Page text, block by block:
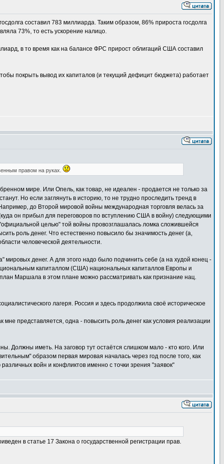
составил 783 миллиарда. Таким образом, 86% прироста госдолга
73%, то есть ускорение налицо.
в то время как на балансе ФРС прирост облигаций США составил
покрыть вывод их капиталов (и текущий дефицит бюджета) работает
правом на руках.
мире. Или Опель, как товар, не идеален - продается не только за
Но если заглянуть в историю, то не трудно проследить тренд в
до Второй мировой войны международная торговля велась за
он прибыл для переговоров по вступлению США в войну) следующими
целью" той войны провозглашалась ломка сложившейся
роль денег. Что естественно повысило бы значимость денег (а,
человеческой деятельности.
денег. А для этого надо было подчинить себе (а на худой конец -
капиталлом (США) национальных капиталлов Европы и
Маршала в этом плане можно рассматривать как признание нац.
лагеря. Россия и здесь продолжила своё историческое
представляется, одна - повысить роль денег как условия реализации
Должны иметь. На заговор тут остаётся слишком мало - кто кого. Или
образом первая мировая началась через год после того, как
войн и конфликтов именно с точки зрения "заявок"
в статье 17 Закона о государственной регистрации прав.